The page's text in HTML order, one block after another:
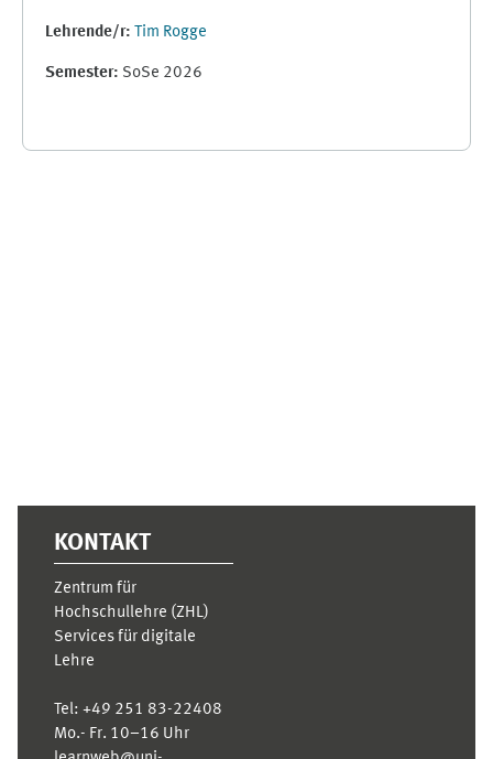
Lehrende/r: Tim Rogge
Semester: SoSe 2026
KONTAKT
Zentrum für
Hochschullehre (ZHL)
Services für digitale
Lehre
Tel: +49 251 83-22408
Mo.- Fr. 10–16 Uhr